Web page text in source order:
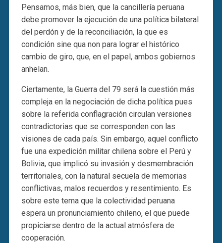
Pensamos, más bien, que la cancillería peruana
debe promover la ejecución de una política bilateral
del perdón y de la reconciliación, la que es
condición sine qua non para lograr el histórico
cambio de giro, que, en el papel, ambos gobiernos
anhelan.
Ciertamente, la Guerra del 79 será la cuestión más
compleja en la negociación de dicha política pues
sobre la referida conflagración circulan versiones
contradictorias que se corresponden con las
visiones de cada país. Sin embargo, aquel conflicto
fue una expedición militar chilena sobre el Perú y
Bolivia, que implicó su invasión y desmembración
territoriales, con la natural secuela de memorias
conflictivas, malos recuerdos y resentimiento. Es
sobre este tema que la colectividad peruana
espera un pronunciamiento chileno, el que puede
propiciarse dentro de la actual atmósfera de
cooperación.